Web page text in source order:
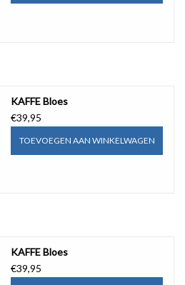
KAFFE Bloes
€39,95
TOEVOEGEN AAN WINKELWAGEN
KAFFE Bloes
€39,95